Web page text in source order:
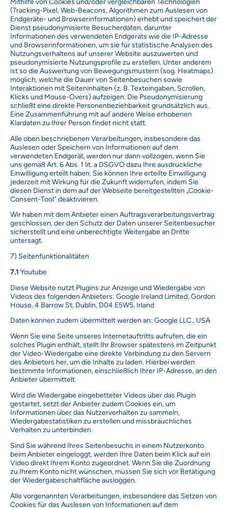
(Tracking-Pixel, Web-Beacons, Algorithmen zum Auslesen von
Endgeräte- und Browserinformationen) erhebt und speichert der
Dienst pseudonymisierte Besucherdaten, darunter
Informationen des verwendeten Endgeräts wie die IP-Adresse
und Browserinformationen, um sie für statistische Analysen des
Nutzungsverhaltens auf unserer Website auszuwerten und
pseudonymisierte Nutzungsprofile zu erstellen. Unter anderem
ist so die Auswertung von Bewegungsmustern (sog. Heatmaps)
möglich, welche die Dauer von Seitenbesuchen sowie
Interaktionen mit Seiteninhalten (z. B. Texteingaben, Scrollen,
Klicks und Mouse-Overs) aufzeigen. Die Pseudonymisierung
schließt eine direkte Personenbeziehbarkeit grundsätzlich aus.
Eine Zusammenführung mit auf andere Weise erhobenen
Klardaten zu Ihrer Person findet nicht statt.
Alle oben beschriebenen Verarbeitungen, insbesondere das
Auslesen oder Speichern von Informationen auf dem
verwendeten Endgerät, werden nur dann vollzogen, wenn Sie
uns gemäß Art. 6 Abs. 1 lit. a DSGVO dazu Ihre ausdrückliche
Einwilligung erteilt haben. Sie können Ihre erteilte Einwilligung
jederzeit mit Wirkung für die Zukunft widerrufen, indem Sie
diesen Dienst in dem auf der Webseite bereitgestellten „Cookie-
Consent-Tool“ deaktivieren.
Wir haben mit dem Anbieter einen Auftragsverarbeitungsvertrag
geschlossen, der den Schutz der Daten unserer Seitenbesucher
sicherstellt und eine unberechtigte Weitergabe an Dritte
untersagt.
7) Seitenfunktionalitäten
7.1 Youtube
Diese Website nutzt Plugins zur Anzeige und Wiedergabe von
Videos des folgenden Anbieters: Google Ireland Limited, Gordon
House, 4 Barrow St, Dublin, D04 E5W5, Irland
Daten können zudem übermittelt werden an: Google LLC., USA
Wenn Sie eine Seite unseres Internetauftritts aufrufen, die ein
solches Plugin enthält, stellt Ihr Browser spätestens im Zeitpunkt
der Video-Wiedergabe eine direkte Verbindung zu den Servern
des Anbieters her, um die Inhalte zu laden. Hierbei werden
bestimmte Informationen, einschließlich Ihrer IP-Adresse, an den
Anbieter übermittelt.
Wird die Wiedergabe eingebetteter Videos über das Plugin
gestartet, setzt der Anbieter zudem Cookies ein, um
Informationen über das Nutzerverhalten zu sammeln,
Wiedergabestatistiken zu erstellen und missbräuchliches
Verhalten zu unterbinden.
Sind Sie während Ihres Seitenbesuchs in einem Nutzerkonto
beim Anbieter eingeloggt, werden Ihre Daten beim Klick auf ein
Video direkt Ihrem Konto zugeordnet. Wenn Sie die Zuordnung
zu Ihrem Konto nicht wünschen, müssen Sie sich vor Betätigung
der Wiedergabeschaltfläche ausloggen.
Alle vorgenannten Verarbeitungen, insbesondere das Setzen von
Cookies für das Auslesen von Informationen auf dem